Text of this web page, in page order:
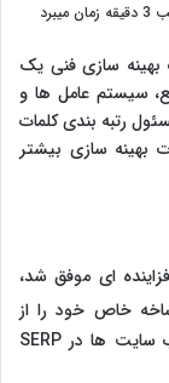
سازی فنی یک
سیستم عامل ها و
رتبه بندی کلمات
بهینه سازی بیشتر
در اواخر دهه 1990 به طور فزاینده ای موفق شد،
خاص خود را از
بازاریابی آنلاین توسعه داد و از قرارگیری خوب وب سایت ها در SERP